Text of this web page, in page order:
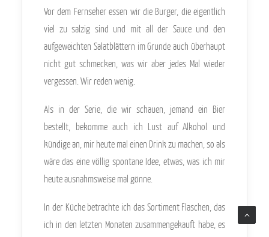
Vor dem Fernseher essen wir die Burger, die eigentlich
viel zu salzig sind und mit all der Sauce und den
aufgeweichten Salatblättern im Grunde auch überhaupt
nicht gut schmecken, was wir aber jedes Mal wieder
vergessen. Wir reden wenig.
Als in der Serie, die wir schauen, jemand ein Bier
bestellt, bekomme auch ich Lust auf Alkohol und
kündige an, mir heute mal einen Drink zu machen, so als
wäre das eine völlig spontane Idee, etwas, was ich mir
heute ausnahmsweise mal gönne.
In der Küche betrachte ich das Sortiment Flaschen, das
ich in den letzten Monaten zusammengekauft habe, es